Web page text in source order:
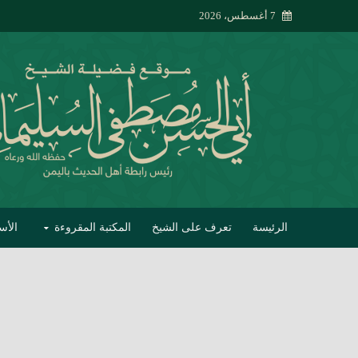
7 أغسطس، 2026
الرئيسة تعرف على الشيخ المكتبة المقروءة